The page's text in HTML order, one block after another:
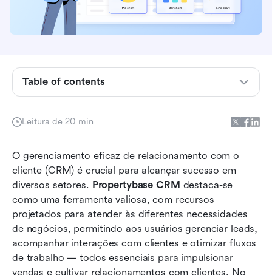
Leitura de 20 min
O gerenciamento eficaz de relacionamento com o
cliente (CRM) é crucial para alcançar sucesso em
diversos setores. Propertybase CRM destaca-se
como uma ferramenta valiosa, com recursos
projetados para atender às diferentes necessidades
de negócios, permitindo aos usuários gerenciar leads,
acompanhar interações com clientes e otimizar fluxos
de trabalho — todos essenciais para impulsionar
vendas e cultivar relacionamentos com clientes. No
Table of contents
Principais recursos do Propertybase CRM
Prós e contras de usar o Propertybase CRM
Explorando os preços do Propertybase CRM
Propertybase CRM
Explorando alternativas ao Propertybase CRM
Conclusão
Perguntas frequentes
Leitura relacionada